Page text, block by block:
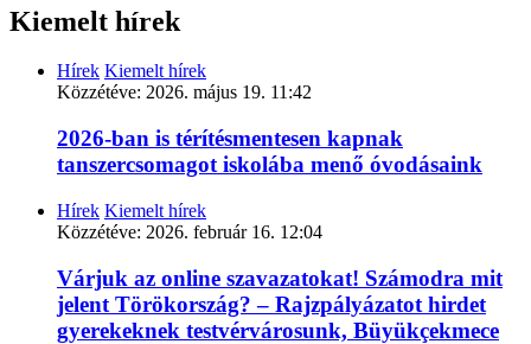
Kiemelt hírek
Hírek Kiemelt hírek
Közzétéve: 2026. május 19. 11:42
2026-ban is térítésmentesen kapnak
tanszercsomagot iskolába menő óvodásaink
Hírek Kiemelt hírek
Közzétéve: 2026. február 16. 12:04
Várjuk az online szavazatokat! Számodra mit
jelent Törökország? – Rajzpályázatot hirdet
gyerekeknek testvérvárosunk, Büyükçekmece